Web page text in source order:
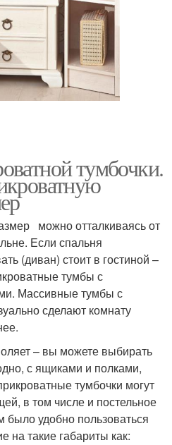
тумбочки.
можно отталкиваясь от
Если спальня
(диван) стоит в гостиной –
тумбы с
Массивные тумбы с
сделают комнату
– вы можете выбирать
с ящиками и полками,
тумбочки могут
в том числе и постельное
было удобно пользоваться
на такие габариты как: